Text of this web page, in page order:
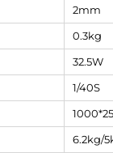
2mm
0.3kg
32.5W
1/40S
6.2kg/